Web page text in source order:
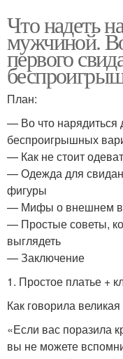
Что надеть
мужчиной.
первого
План:
— Во что нарядиться
беспроигрышных
— Как не стоит
— Одежда для
фигуры
— Мифы о внешнем
— Простые советы,
выглядеть
— Заключение
1. Простое платье +
Как говорила
«Если вас поразила
вы не можете